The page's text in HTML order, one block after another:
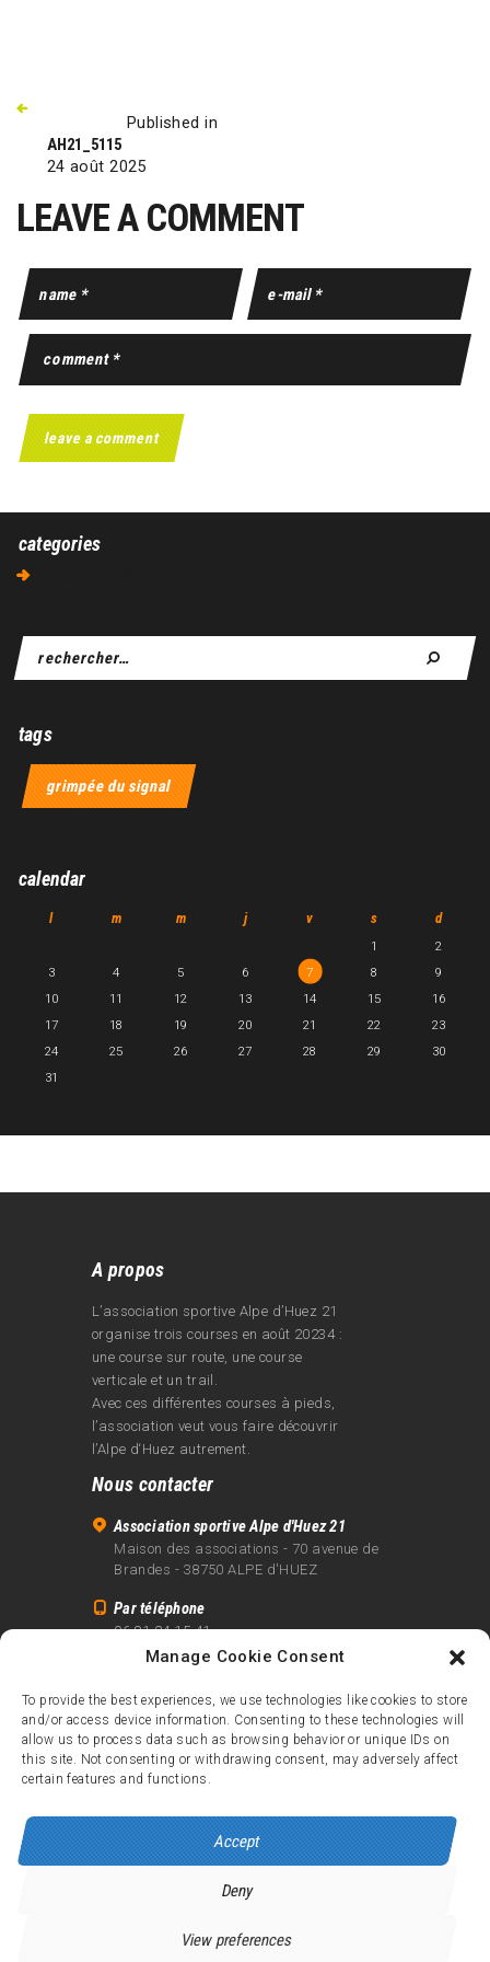
Manage Cookie Consent
To provide the best experiences, we use technologies like cookies to store
and/or access device information. Consenting to these technologies will
allow us to process data such as browsing behavior or unique IDs on
this site. Not consenting or withdrawing consent, may adversely affect
certain features and functions.
Accept
Deny
View preferences
Published in
AH21_5115
24 août 2025
LEAVE A COMMENT
categories
tags
grimpée du signal
calendar
l m m j v s d
1
2
3
4 5 6 7 8
9
10
11 12 13 14 15
16
17
18 19 20 21 22
23
24
25 26 27 28 29
30
31
A propos
L’association sportive Alpe d’Huez 21
organise trois courses en août 20234 :
une course sur route, une course
verticale et un trail.
Avec ces différentes courses à pieds,
l’association veut vous faire découvrir
l’Alpe d‘Huez autrement.
Nous contacter
Association sportive Alpe d'Huez 21
Maison des associations - 70 avenue de
Brandes - 38750 ALPE d'HUEZ
Par téléphone
06 81 24 15 41
info@alpe21.fr
Mentions légales
Contact
crédits